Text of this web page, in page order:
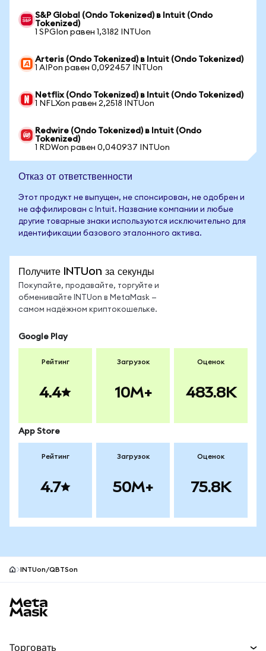
S&P Global (Ondo Tokenized) в Intuit (Ondo
Tokenized)
1 SPGIon равен 1,3182 INTUon
Arteris (Ondo Tokenized) в Intuit (Ondo Tokenized)
1 AIPon равен 0,092457 INTUon
Netflix (Ondo Tokenized) в Intuit (Ondo Tokenized)
1 NFLXon равен 2,2518 INTUon
Redwire (Ondo Tokenized) в Intuit (Ondo
Tokenized)
1 RDWon равен 0,040937 INTUon
Отказ от ответственности
Этот продукт не выпущен, не спонсирован, не одобрен и
не аффилирован с Intuit. Название компании и любые
другие товарные знаки используются исключительно для
идентификации базового эталонного актива.
Получите INTUon за секунды
Покупайте, продавайте, торгуйте и
обменивайте INTUon в MetaMask —
самом надёжном криптокошельке.
Google Play
Рейтинг
4.4
Загрузок
10M+
Оценок
483.8K
App Store
Рейтинг
4.7
Загрузок
50M+
Оценок
75.8K
INTUon/QBTSon
Торговать